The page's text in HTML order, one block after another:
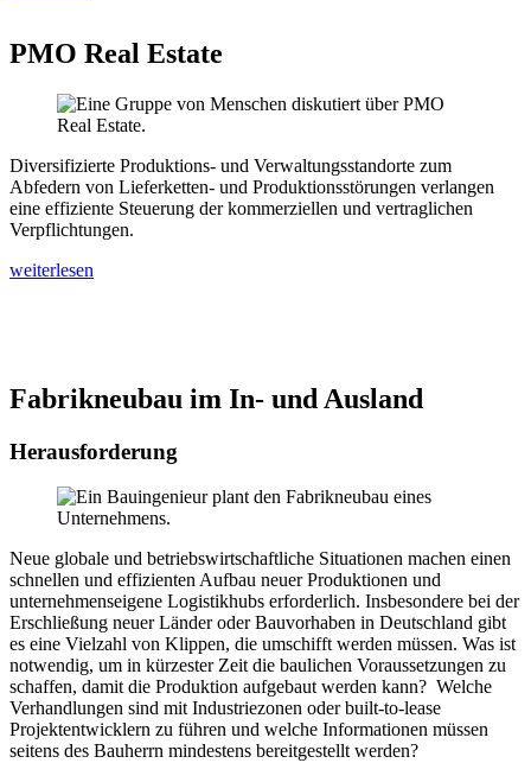
PMO Real Estate
Diversifizierte Produktions- und Verwaltungsstandorte zum
Abfedern von Lieferketten- und Produktionsstörungen verlangen
eine effiziente Steuerung der kommerziellen und vertraglichen
Verpflichtungen.
weiterlesen
Fabrikneubau im In- und Ausland
Herausforderung
Neue globale und betriebswirtschaftliche Situationen machen einen
schnellen und effizienten Aufbau neuer Produktionen und
unternehmenseigene Logistikhubs erforderlich. Insbesondere bei der
Erschließung neuer Länder oder Bauvorhaben in Deutschland gibt
es eine Vielzahl von Klippen, die umschifft werden müssen. Was ist
notwendig, um in kürzester Zeit die baulichen Voraussetzungen zu
schaffen, damit die Produktion aufgebaut werden kann? Welche
Verhandlungen sind mit Industriezonen oder built-to-lease
Projektentwicklern zu führen und welche Informationen müssen
seitens des Bauherrn mindestens bereitgestellt werden?